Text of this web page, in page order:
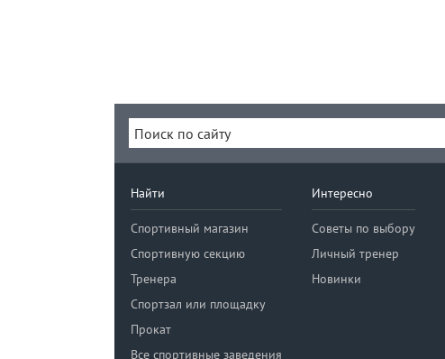
Найти
Спортивный магазин
Спортивную секцию
Тренера
Спортзал или площадку
Прокат
Все спортивные заведения
Интересно
Советы по выбору
Личный тренер
Новинки